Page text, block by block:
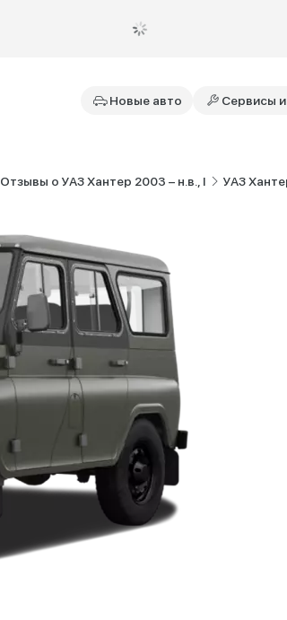
Новые авто Сервисы
Отзывы о УАЗ Хантер 2003 – н.в., I УАЗ